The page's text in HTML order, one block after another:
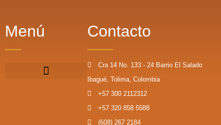
Menú Contacto
Cra 14 No. 133 - 24 Barrio El Salado
Ibagué, Tolima, Colombia
+57 300 2112312
+57 320 858 5588
(608) 267 2184